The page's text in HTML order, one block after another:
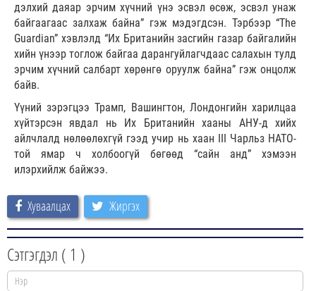
дэлхий даяар эрчим хүчний үнэ эсвэл өсөж, эсвэл унаж
байгаагаас залхаж байна” гэж мэдэгдсэн. Тэрбээр “The
Guardian” хэвлэлд “Их Британийн засгийн газар байгалийн
хийн үнээр тоглож байгаа дарангуйлагчдаас салахын тулд
эрчим хүчний салбарт хөрөнгө оруулж байна” гэж онцолж
байв.
Үүний зэрэгцээ Трамп, Вашингтон, Лондонгийн харилцаа
хүйтэрсэн явдал нь Их Британийн хааны АНУ-д хийх
айлчлалд нөлөөлөхгүй гээд учир нь хаан III Чарльз НАТО-
той ямар ч холбоогүй бөгөөд “сайн анд” хэмээн
илэрхийлж байжээ.
Хуваалцах Жиргэх
Сэтгэгдэл ( 1 )